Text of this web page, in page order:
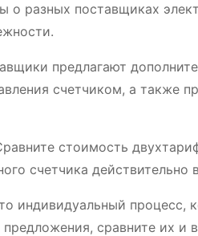
о разных поставщиках
предлагают
счетчиком, а также
стоимость
счетчика действительно
индивидуальный процесс,
сравните их